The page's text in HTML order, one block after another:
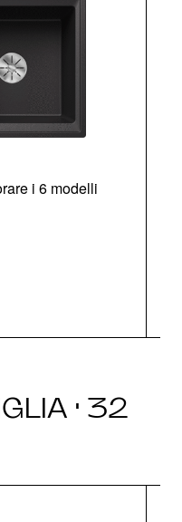
i 6 modelli
· 32